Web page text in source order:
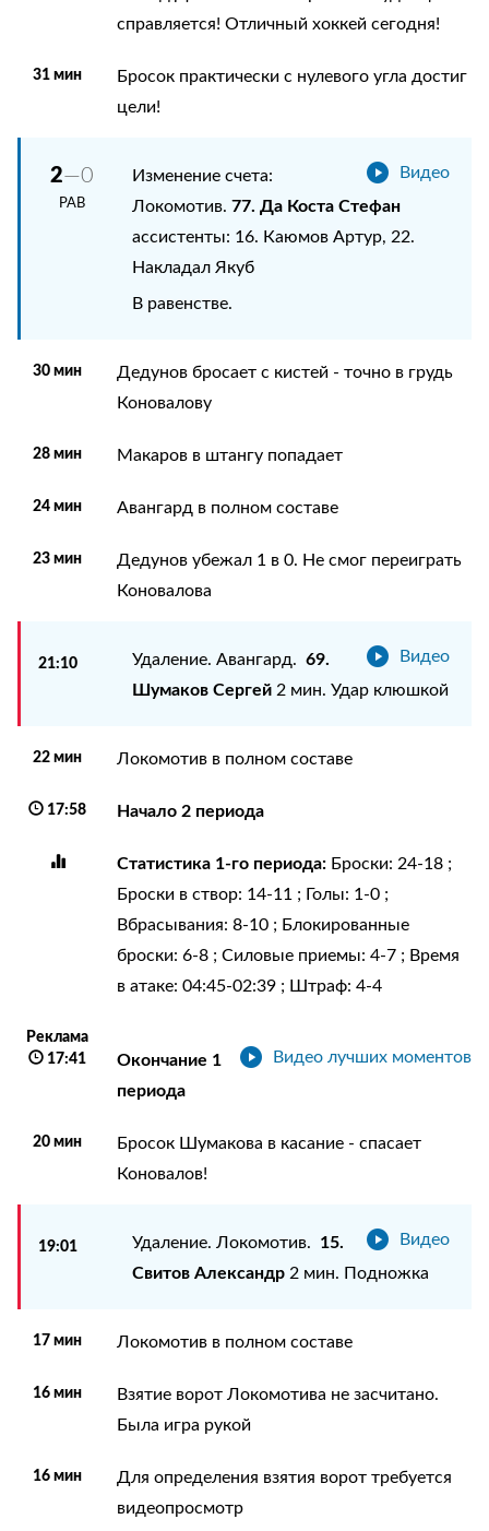
справляется! Отличный хоккей сегодня!
31 мин
Бросок практически с нулевого угла достиг
цели!
2—0
РАВ
Видео
Изменение счета:
Локомотив. 77. Да Коста Стефан
ассистенты: 16. Каюмов Артур, 22.
Накладал Якуб
В равенстве.
30 мин
Дедунов бросает с кистей - точно в грудь
Коновалову
28 мин Макаров в штангу попадает
24 мин Авангард в полном составе
23 мин
Дедунов убежал 1 в 0. Не смог переиграть
Коновалова
21:10 Видео
Удаление. Авангард. 69.
Шумаков Сергей2 мин. Удар клюшкой
22 мин Локомотив в полном составе
17:58 Начало 2 периода
Статистика 1-го периода: Броски: 24-18 ;
Броски в створ: 14-11 ; Голы: 1-0 ;
Вбрасывания: 8-10 ; Блокированные
броски: 6-8 ; Силовые приемы: 4-7 ; Время
в атаке: 04:45-02:39 ; Штраф: 4-4
Реклама
17:41
Видео лучших моментов
Окончание 1
периода
20 мин
Бросок Шумакова в касание - спасает
Коновалов!
19:01 Видео
Удаление. Локомотив. 15.
Свитов Александр2 мин. Подножка
17 мин Локомотив в полном составе
16 мин
Взятие ворот Локомотива не засчитано.
Была игра рукой
16 мин
Для определения взятия ворот требуется
видеопросмотр